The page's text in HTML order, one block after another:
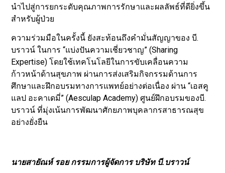
นำไปสู่การยกระดับคุณภาพการรักษาและผลลัพธ์ที่ดียิ่งขึ้น
สำหรับผู้ป่วย
ความร่วมมือในครั้งนี้ ยังสะท้อนถึงคำมั่นสัญญาของ บี.
บราวน์ ในการ “แบ่งปันความเชี่ยวชาญ” (Sharing
Expertise) โดยใช้เทคโนโลยีในการขับเคลื่อนความ
ก้าวหน้าด้านสุขภาพ ผ่านการส่งเสริมกิจกรรมด้านการ
ศึกษาและฝึกอบรมทางการแพทย์อย่างต่อเนื่อง ผ่าน “เอสคู
แลป อะคาเดมี่” (Aesculap Academy) ศูนย์ฝึกอบรมของบี.
บราวน์ ที่มุ่งเน้นการพัฒนาศักยภาพบุคลากรสาธารณสุข
อย่างยั่งยืน
นายสายัณห์ รอย กรรมการผู้จัดการ บริษัท บี.บราวน์